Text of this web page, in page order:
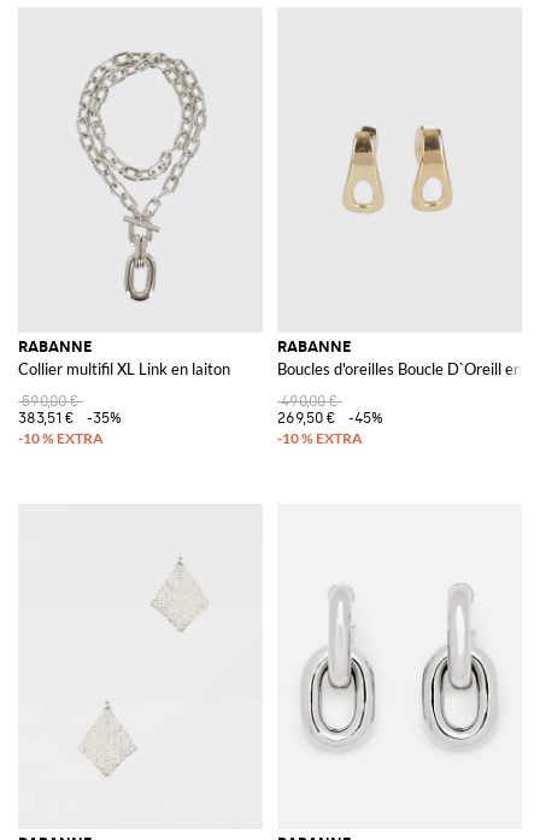
RABANNE
Collier multifil XL Link en laiton
590,00 €
383,51 €
-35%
RABANNE
Boucles d'oreilles Boucle D`Oreill en
490,00 €
269,50 €
-45%